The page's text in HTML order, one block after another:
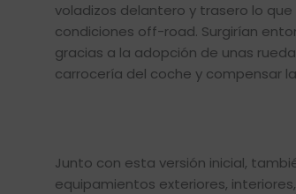
voladizos delantero y trasero lo
condiciones off-road. Surgirían
gracias a la adopción de unas
carrocería del coche y compensar
Junto con esta versión inicial,
equipamientos exteriores,